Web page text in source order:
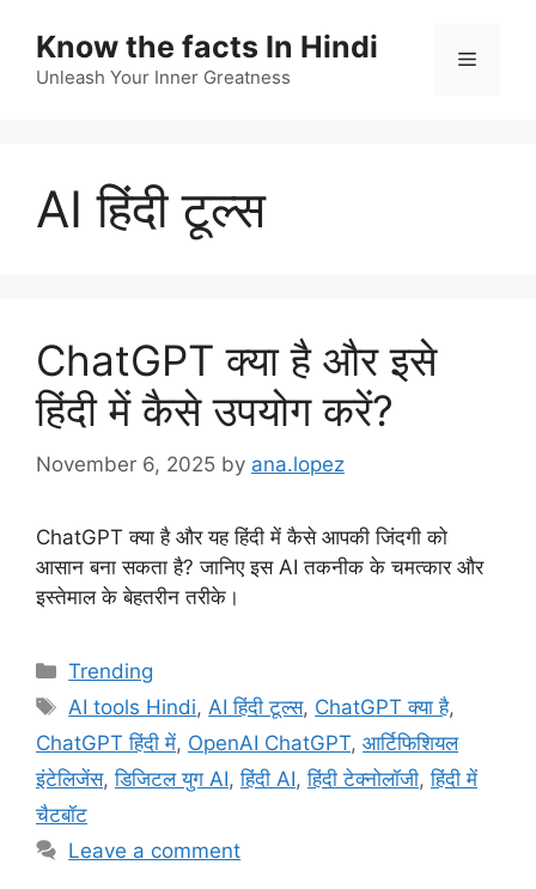
content
Know the facts In Hindi
Unleash Your Inner Greatness
Menu
AI हिंदी टूल्स
ChatGPT क्या है और इसे
हिंदी में कैसे उपयोग करें?
November 6, 2025 by ana.lopez
ChatGPT क्या है और यह हिंदी में कैसे आपकी जिंदगी को
आसान बना सकता है? जानिए इस AI तकनीक के चमत्कार और
इस्तेमाल के बेहतरीन तरीके।
Categories
Trending
Tags
AI tools Hindi, AI हिंदी टूल्स, ChatGPT क्या है,
ChatGPT हिंदी में, OpenAI ChatGPT, आर्टिफिशियल
इंटेलिजेंस,डिजिटल युग AI,हिंदी AI,हिंदी टेक्नोलॉजी,हिंदी में
चैटबॉट
Leave a comment